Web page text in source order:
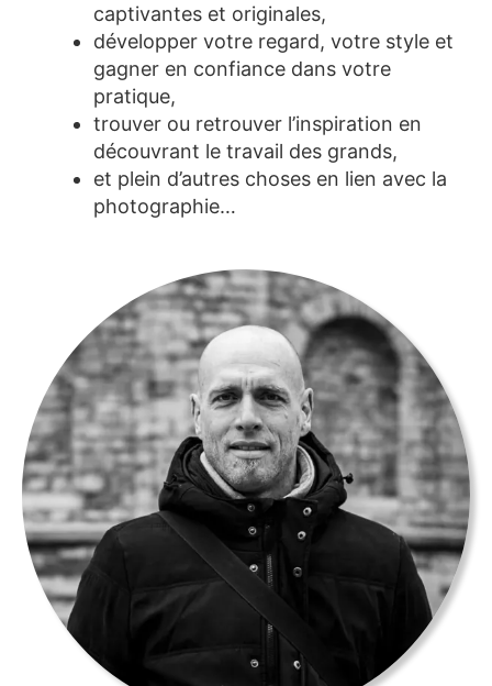
captivantes et originales,
développer votre regard, votre style et
gagner en confiance dans votre
pratique,
trouver ou retrouver l’inspiration en
découvrant le travail des grands,
et plein d’autres choses en lien avec la
photographie…